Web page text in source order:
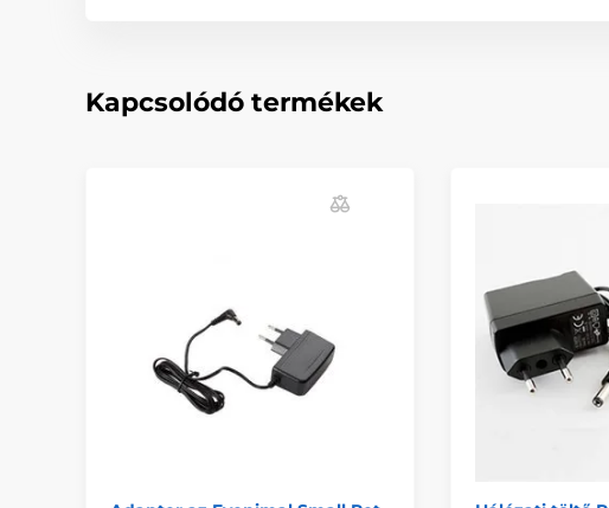
Kapcsolódó termékek